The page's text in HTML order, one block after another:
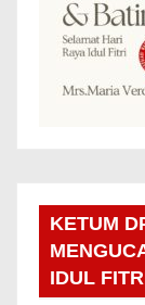
KETUM
IDUL